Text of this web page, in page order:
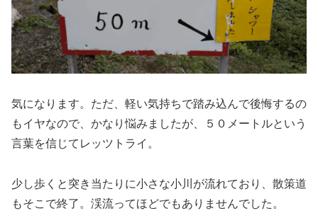
気になります。ただ、軽い気持ちで踏み込んで後悔するの
もイヤなので、かなり悩みましたが、５０メートルという
言葉を信じてレッツトライ。
少し歩くと突き当たりに小さな小川が流れており、散策道
もそこで終了。渓流ってほどでもありませんでした。